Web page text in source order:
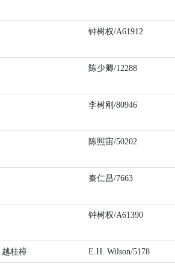
钟树权/A61912
陈少卿/12288
李树刚/80946
陈照宙/50202
秦仁昌/7663
钟树权/A61390
越桂樟 E.H. Wilson/5178